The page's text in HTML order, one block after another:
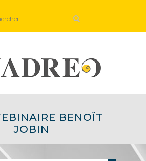
BENOÎT
JOBIN